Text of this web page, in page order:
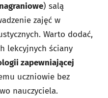
) salą
zajęć w
Warto dodać,
lekcyjnych ściany
zapewniającej
uczniowie bez
nauczyciela.